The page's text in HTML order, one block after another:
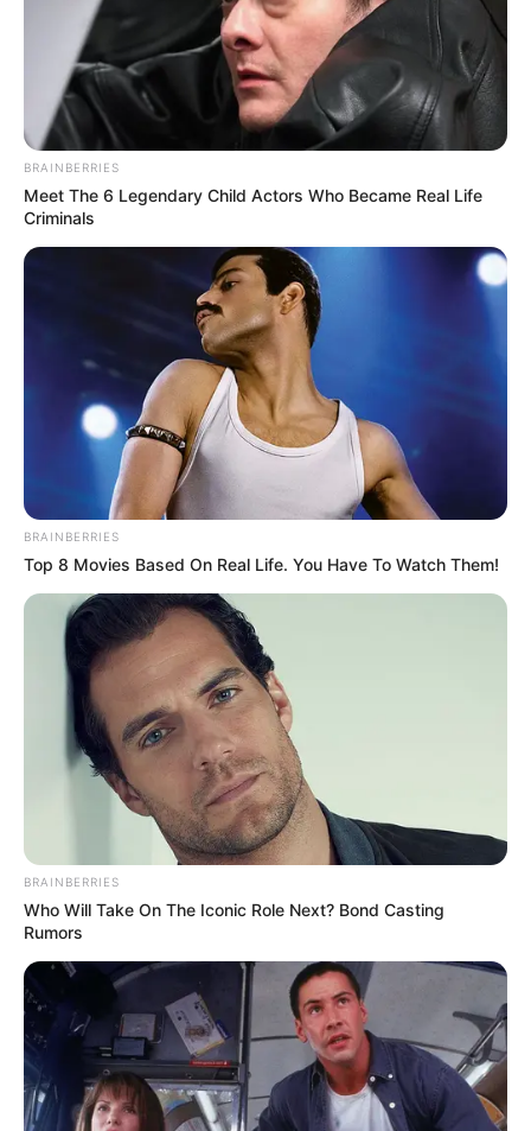
Az újságíró szerint a műsorvezető jobban fél, mint
azok, akiknek nincs vesztenivalójuk. A vita a
fiatalok politikai nézetei okán robbant ki.
Vályi István újságíró a Facebookon üzent Szabó
interjúban azt mondta, szerinte „menő ellenzékinek
lenni, de hogy miért, arról sok fiatalnak fogalma
A posztban Vályi élesen bírálta a műsorvezető
állításait, és egy teljesen ellentétes képet festett a
fiatalokról.
Az újságíró szerint a fiataloknak azért van
BRAINBERRIES
Meet The 6 Legendary Child Actors Who Became Real Life
Criminals
BRAINBERRIES
Top 8 Movies Based On Real Life. You Have To Watch Them!
BRAINBERRIES
Who Will Take On The Iconic Role Next? Bond Casting
Rumors